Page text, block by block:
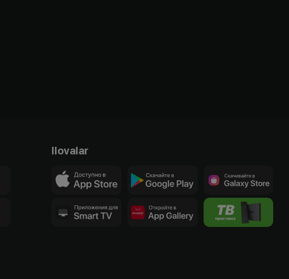
Ilovalar